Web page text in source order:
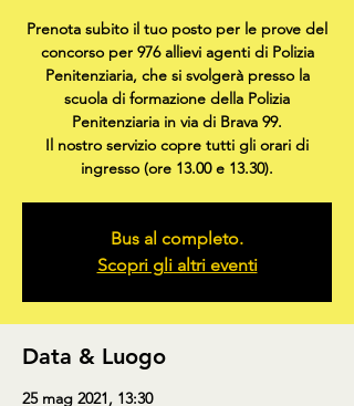
Prenota subito il tuo posto per le prove del
concorso per 976 allievi agenti di Polizia
Penitenziaria, che si svolgerà presso la
scuola di formazione della Polizia
Penitenziaria in via di Brava 99.
Il nostro servizio copre tutti gli orari di
ingresso (ore 13.00 e 13.30).
Bus al completo.
Scopri gli altri eventi
Data & Luogo
25 mag 2021, 13:30